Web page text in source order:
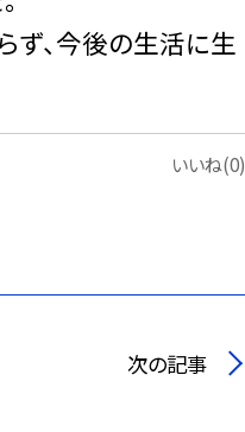
ず、今後の生活に生
いいね(0)
次の記事